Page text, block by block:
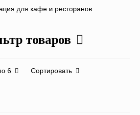
для кафе и ресторанов
товаров
6 Сортировать